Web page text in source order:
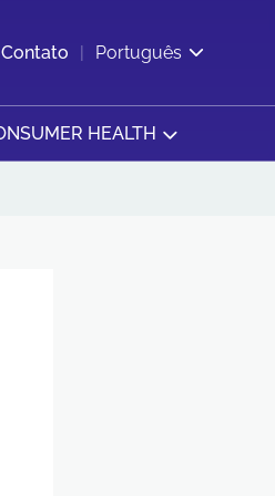
Contato Português
HEALTH